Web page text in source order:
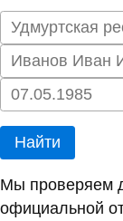
Найти
Мы проверяем
официальной